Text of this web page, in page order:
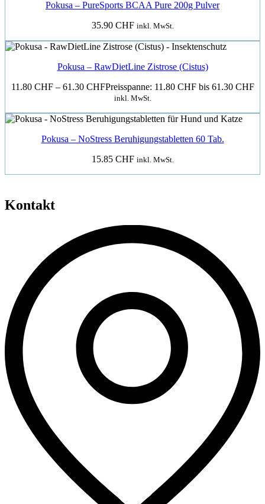
Pokusa – PureSports BCAA Pure 200g Pulver
35.90 CHF inkl. MwSt.
Pokusa – RawDietLine Zistrose (Cistus)
11.80 CHF – 61.30 CHFPreisspanne: 11.80 CHF bis 61.30 CHF
inkl. MwSt.
Pokusa – NoStress Beruhigungstabletten 60 Tab.
15.85 CHF inkl. MwSt.
Kontakt